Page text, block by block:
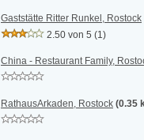
Gaststätte Ritter Runkel, Rostock
2.50 von 5 (1)
China - Restaurant Family,
RathausArkaden, Rostock (0.35